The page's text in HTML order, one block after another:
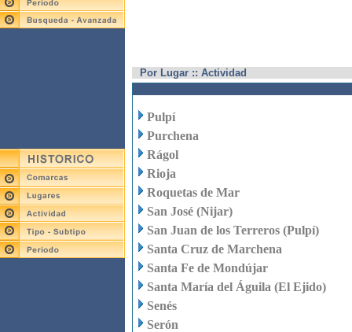
Por Lugar :: Actividad
Pulpí
Purchena
Rágol
Rioja
Roquetas de Mar
San José (Nijar)
San Juan de los Terreros (Pulpí)
Santa Cruz de Marchena
Santa Fe de Mondújar
Santa María del Águila (El Ejido)
Senés
Serón